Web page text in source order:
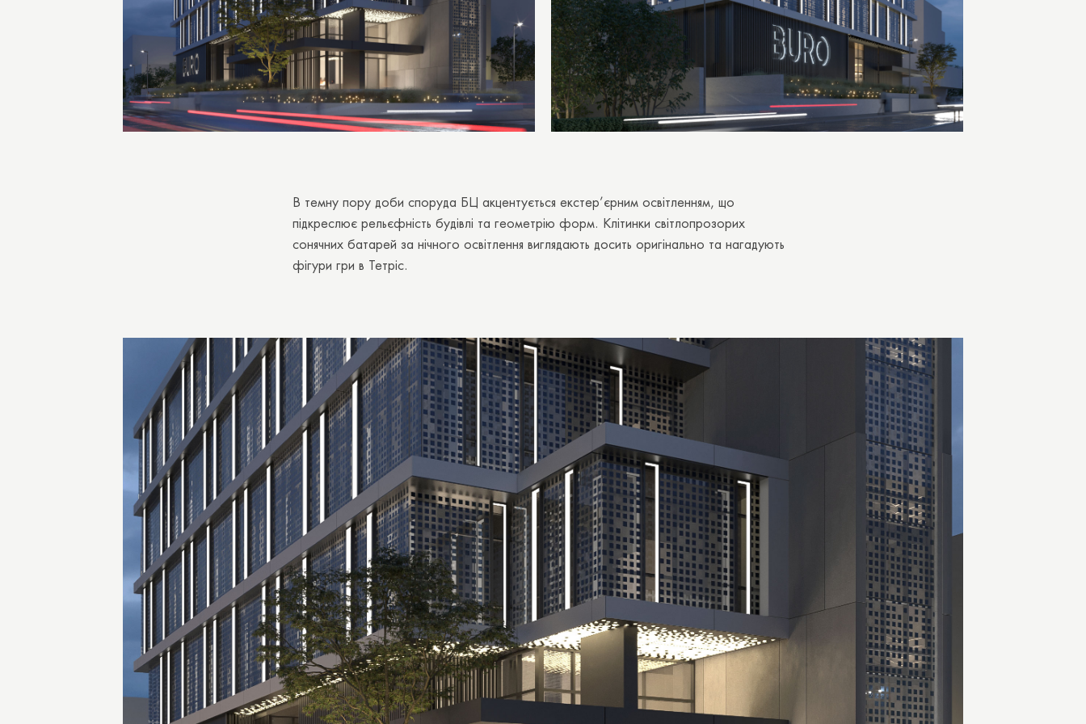
В темну пору доби споруда БЦ акцентується екстер’єрним освітленням, що
підкреслює рельєфність будівлі та геометрію форм. Клітинки світлопрозорих
сонячних батарей за нічного освітлення виглядають досить оригінально та нагадують
фігури гри в Тетріс.